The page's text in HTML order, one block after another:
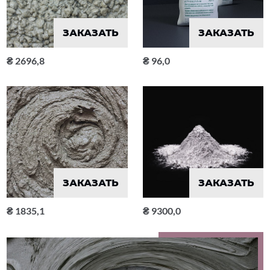
ЗАКАЗАТЬ
2696,8
ЗАКАЗАТЬ
96,0
ЗАКАЗАТЬ
1835,1
ЗАКАЗАТЬ
9300,0